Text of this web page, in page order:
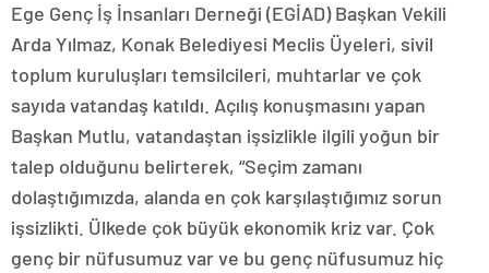
Ege Genç İş İnsanları Derneği (EGİAD) Başkan Vekili
Arda Yılmaz, Konak Belediyesi Meclis Üyeleri, sivil
toplum kuruluşları temsilcileri, muhtarlar ve çok
sayıda vatandaş katıldı. Açılış konuşmasını yapan
Başkan Mutlu, vatandaştan işsizlikle ilgili yoğun bir
talep olduğunu belirterek, “Seçim zamanı
dolaştığımızda, alanda en çok karşılaştığımız sorun
işsizlikti. Ülkede çok büyük ekonomik kriz var. Çok
genç bir nüfusumuz var ve bu genç nüfusumuz hiç